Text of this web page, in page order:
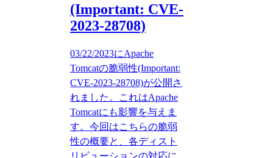
(Important: CVE-
2023-28708)
03/22/2023にApache
Tomcatの脆弱性(Important:
CVE-2023-28708)が公開さ
れました。これはApache
Tomcatにも影響を与えま
す。今回はこちらの脆弱
性の概要と、各ディスト
リビューションの対応に